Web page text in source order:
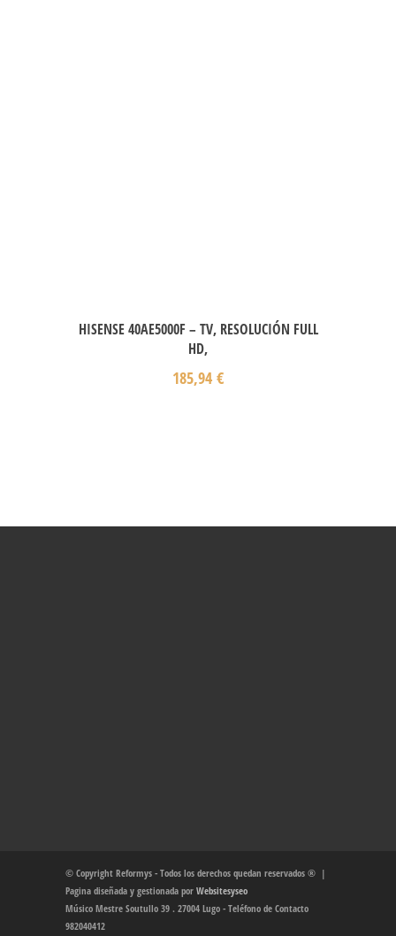
HISENSE 40AE5000F – TV, RESOLUCIÓN FULL
HD,
185,94 €
© Copyright Reformys - Todos los derechos quedan reservados ® |
Pagina diseñada y gestionada por Websitesyseo
Músico Mestre Soutullo 39 . 27004 Lugo - Teléfono de Contacto
982040412